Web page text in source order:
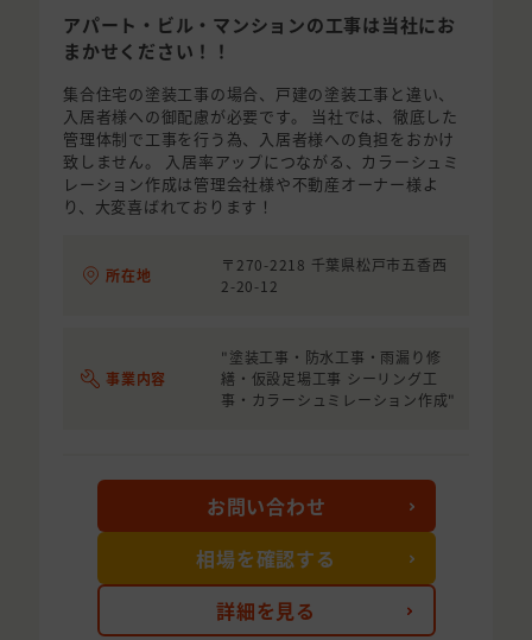
アパート・ビル・マンションの工事は当社にお
まかせください！！
集合住宅の塗装工事の場合、戸建の塗装工事と違い、
入居者様への御配慮が必要です。 当社では、徹底した
管理体制で工事を行う為、入居者様への負担をおかけ
致しません。 入居率アップにつながる、カラーシュミ
レーション作成は管理会社様や不動産オーナー様よ
り、大変喜ばれております！
所在地
〒270-2218 千葉県松戸市五香西
2-20-12
事業内容
"塗装工事・防水工事・雨漏り修
繕・仮設足場工事 シーリング工
事・カラーシュミレーション作成"
詳細を見る
お問い合わせ
相場を確認する